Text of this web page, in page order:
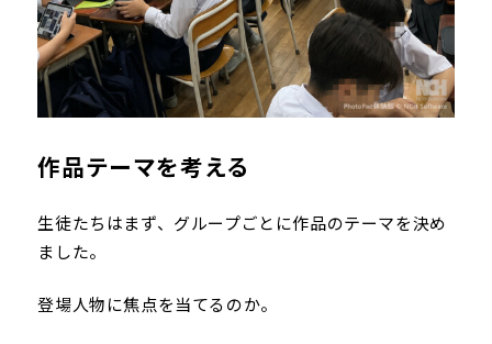
作品テーマを考える
生徒たちはまず、グループごとに作品のテーマを決め
ました。
登場人物に焦点を当てるのか。